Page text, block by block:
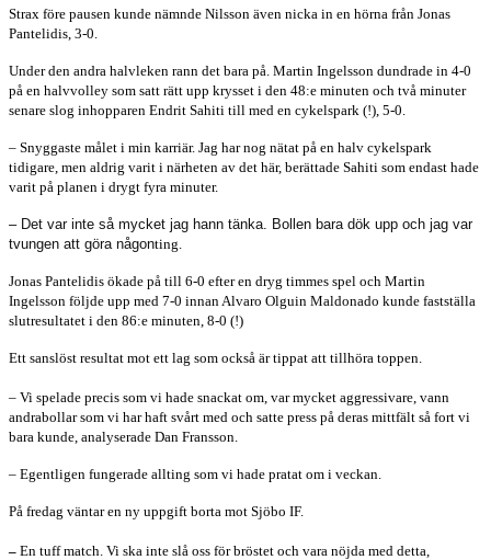
Strax före pausen kunde nämnde Nilsson även nicka in en hörna från Jonas
Pantelidis, 3-0.
Under den andra halvleken rann det bara på. Martin Ingelsson dundrade in 4-0
på en halvvolley som satt rätt upp krysset i den 48:e minuten och två minuter
senare slog inhopparen Endrit Sahiti till med en cykelspark (!), 5-0.
– Snyggaste målet i min karriär. Jag har nog nätat på en halv cykelspark
tidigare, men aldrig varit i närheten av det här, berättade Sahiti som endast hade
varit på planen i drygt fyra minuter.
– Det var inte så mycket jag hann tänka. Bollen bara dök upp och jag var
tvungen att göra någonting.
Jonas Pantelidis ökade på till 6-0 efter en dryg timmes spel och Martin
Ingelsson följde upp med 7-0 innan Alvaro Olguin Maldonado kunde fastställa
slutresultatet i den 86:e minuten, 8-0 (!)
Ett sanslöst resultat mot ett lag som också är tippat att tillhöra toppen.
– Vi spelade precis som vi hade snackat om, var mycket aggressivare, vann
andrabollar som vi har haft svårt med och satte press på deras mittfält så fort vi
bara kunde, analyserade Dan Fransson.
– Egentligen fungerade allting som vi hade pratat om i veckan.
På fredag väntar en ny uppgift borta mot Sjöbo IF.
– En tuff match. Vi ska inte slå oss för bröstet och vara nöjda med detta,